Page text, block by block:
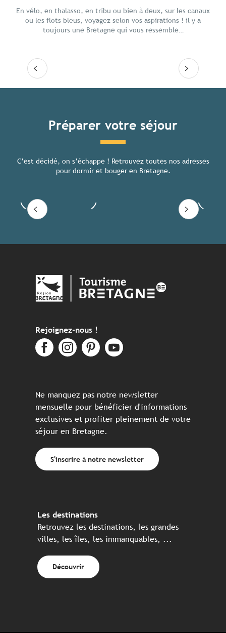
En vélo, en thalasso, en tribu ou bien à deux, sur les canaux
ou les flots bleus, voyagez selon vos aspirations ! il y a
toujours une Bretagne qui vous ressemble…
Lire la suite
Préparer votre séjour
C’est décidé, on s’échappe ! Retrouvez toutes nos adresses
pour dormir et bouger en Bretagne.
Tous les hébergements
Voir les offres
Rejoignez-nous !
Ne manquez pas notre newsletter
mensuelle pour bénéficier d'informations
exclusives et profiter pleinement de votre
séjour en Bretagne.
S'inscrire à notre newsletter
Les destinations
Retrouvez les destinations, les grandes
villes, les îles, les immanquables, ...
Découvrir